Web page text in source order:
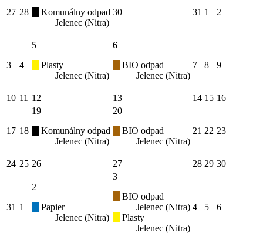
27 28
Komunálny odpad
Jelenec (Nitra)
30 31 1 2
3 4
5
Plasty
Jelenec (Nitra)
6
BIO odpad
Jelenec (Nitra)
7 8 9
10 11 12 13 14 15 16
17 18
19
Komunálny odpad
Jelenec (Nitra)
20
BIO odpad
Jelenec (Nitra)
21 22 23
24 25 26 27 28 29 30
31 1
2
Papier
Jelenec (Nitra)
3
BIO odpad
Jelenec (Nitra)
Plasty
Jelenec (Nitra)
4 5 6